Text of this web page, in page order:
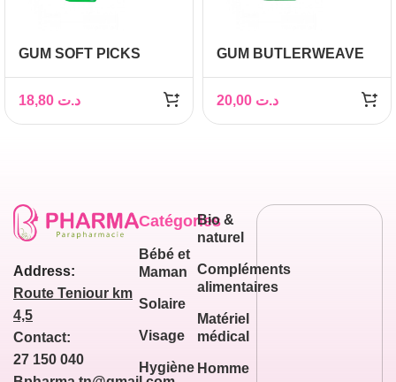
GUM SOFT PICKS
30 UNITÉS
د.ت
GUM BUTLERWEAVE
د.ت
Address:
Route Teniour km
4,5
Contact:
27 150 040
Catégories
Bébé et
Maman
Solaire
Visage
Hygiène
Bio &
naturel
Compléments
alimentaires
Matériel
médical
Homme